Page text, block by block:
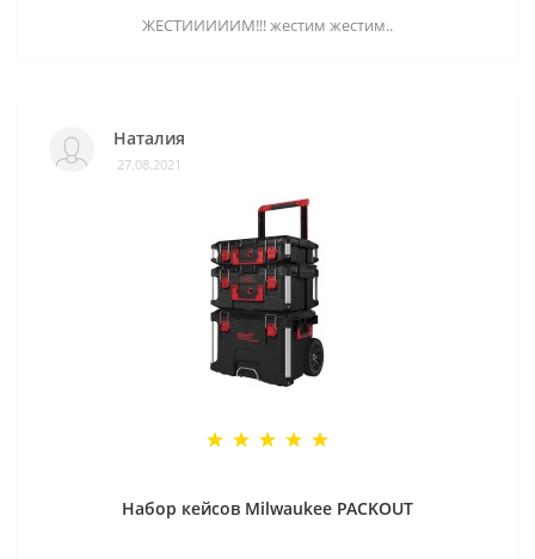
ЖЕСТИИИИИМ!!! жестим жестим..
Наталия
27.08.2021
Набор кейсов Milwaukee PACKOUT